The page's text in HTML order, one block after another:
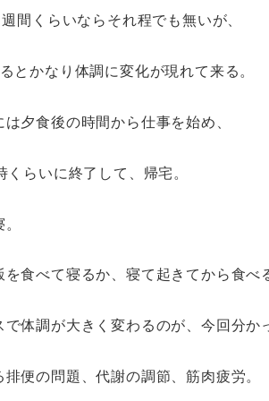
間くらいならそれ程でも無いが、
とかなり体調に変化が現れて来る。
夕食後の時間から仕事を始め、
らいに終了して、帰宅。
を食べて寝るか、寝て起きてから食べ
体調が大きく変わるのが、今回分か
便の問題、代謝の調節、筋肉疲労。